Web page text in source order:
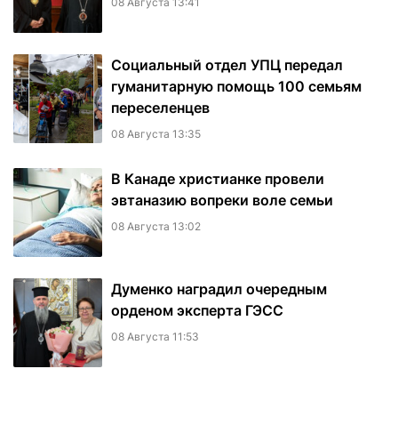
Социальный отдел УПЦ передал
гуманитарную помощь 100 семьям
переселенцев
08 Августа 13:35
В Канаде христианке провели
эвтаназию вопреки воле семьи
08 Августа 13:02
Думенко наградил очередным
орденом эксперта ГЭСС
08 Августа 11:53